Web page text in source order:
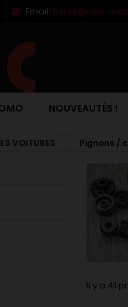
Email: herve@mini-
NOUVEAUTÉS !
VOITURES Pignons /
Il y a 41